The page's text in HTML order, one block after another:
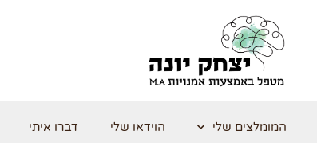
המומלצים שלי הוידאו שלי דברו איתי